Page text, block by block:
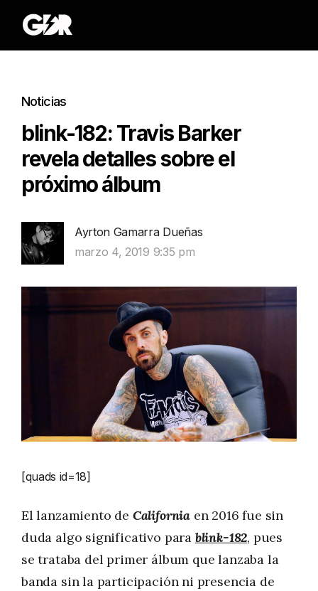
Noticias
blink-182: Travis Barker
revela detalles sobre el
próximo álbum
Ayrton Gamarra Dueñas
marzo 4, 2019 9:35 pm
[quads id=18]
El lanzamiento de Californiaen 2016 fue sin
duda algo significativo para blink-182, pues
se trataba del primer álbum que lanzaba la
banda sin la participación ni presencia de